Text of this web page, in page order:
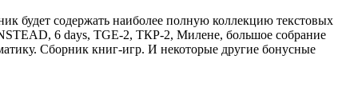
будет содержать наиболее полную коллекцию текстовых
6 days, TGE-2, ТКР-2, Милене, большое собрание
Сборник книг-игр. И некоторые другие бонусные